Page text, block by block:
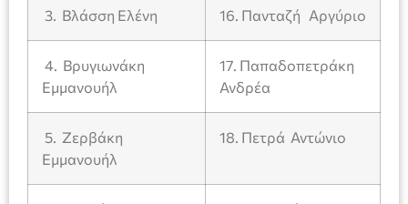
3. Βλάσση Ελένη 16. Πανταζή Αργύριο
4. Βρυγιωνάκη
Εμμανουήλ
17. Παπαδοπετράκη
Ανδρέα
5. Ζερβάκη
Εμμανουήλ
18. Πετρά Αντώνιο